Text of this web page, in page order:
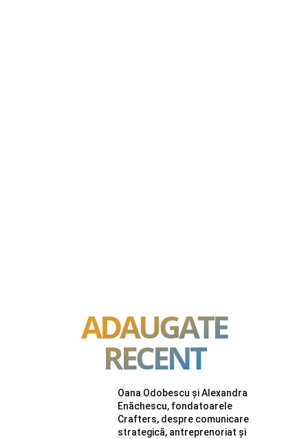
ADAUGATE
RECENT
Oana Odobescu și Alexandra
Enăchescu, fondatoarele
Crafters, despre comunicare
strategică, antreprenoriat și